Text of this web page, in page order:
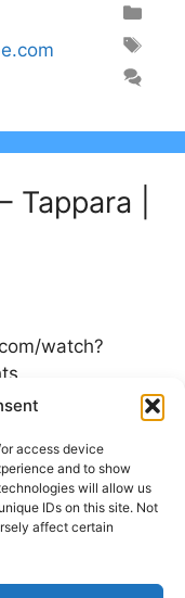
access device
and to show
will allow us
IDs on this site. Not
affect certain
|
watch?